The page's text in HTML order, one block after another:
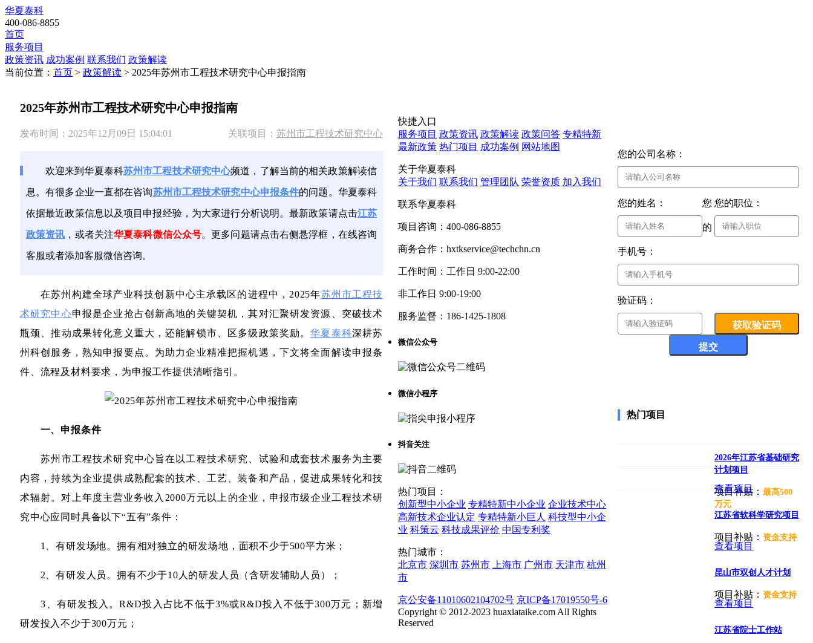
华夏泰科
400-086-8855
首页
服务项目
政策资讯 成功案例 联系我们 政策解读
当前位置： 首页 > 政策解读 > 2025年苏州市工程技术研究中心申报指南
2025年苏州市工程技术研究中心申报指南
发布时间：2025年12月09日 15:04:01 关联项目： 苏州市工程技术研究中心
欢迎来到华夏泰科苏州市工程技术研究中心频道，了解当前的相关政策解读信
息。有很多企业一直都在咨询苏州市工程技术研究中心申报条件的问题。华夏泰科
依据最近政策信息以及项目申报经验，为大家进行分析说明。最新政策请点击江苏
政策资讯 ，或者关注华夏泰科微信公众号。更多问题请点击右侧悬浮框，在线咨询
客服或者添加客服微信咨询。
在苏州构建全球产业科技创新中心主承载区的进程中，2025年苏州市工程技
术研究中心申报是企业抢占创新高地的关键契机，其对汇聚研发资源、突破技术
瓶颈、推动成果转化意义重大，还能解锁市、区多级政策奖励。华夏泰科深耕苏
州科创服务，熟知申报要点。为助力企业精准把握机遇，下文将全面解读申报条
件、流程及材料要求，为申报工作提供清晰指引。
一、申报条件
苏州市工程技术研究中心旨在以工程技术研究、试验和成套技术服务为主要
内容，持续为企业提供成熟配套的技术、工艺、装备和产品，促进成果转化和技
术辐射。对上年度主营业务收入2000万元以上的企业，申报市级企业工程技术研
究中心应同时具备以下“五有”条件：
1、有研发场地。拥有相对独立的研发场地，面积不少于500平方米；
2、有研发人员。拥有不少于10人的研发人员（含研发辅助人员）；
3、有研发投入。R&D投入占比不低于3%或R&D投入不低于300万元；新增
研发投入不少于300万元；
您的公司名称：
您的姓名： 您的职位：
您
的
手机号：
验证码：
获取验证码
提交
热门项目
2026年江苏省基础研究
计划项目
项目补贴： 最高500
万元
查看项目
江苏省软科学研究项目
项目补贴： 资金支持
查看项目
昆山市双创人才计划
项目补贴： 资金支持
查看项目
江苏省院士工作站
快捷入口
服务项目 政策资讯 政策解读 政策问答 专精特新
最新政策 热门项目 成功案例 网站地图
关于华夏泰科
关于我们 联系我们 管理团队 荣誉资质 加入我们
联系华夏泰科
项目咨询： 400-086-8855
商务合作： hxtkservice@techchn.cn
工作时间： 工作日 9:00-22:00
非工作日 9:00-19:00
服务监督： 186-1425-1808
微信公众号
微信小程序
抖音关注
热门项目：
创新型中小企业 专精特新中小企业 企业技术中心
高新技术企业认定 专精特新小巨人 科技型中小企
业 科策云 科技成果评价 中国专利奖
热门城市：
北京市 深圳市 苏州市 上海市 广州市 天津市 杭州
市
京公安备11010602104702号 京ICP备17019550号-6
Copyright © 2012-2023 huaxiataike.com All Rights
Reserved